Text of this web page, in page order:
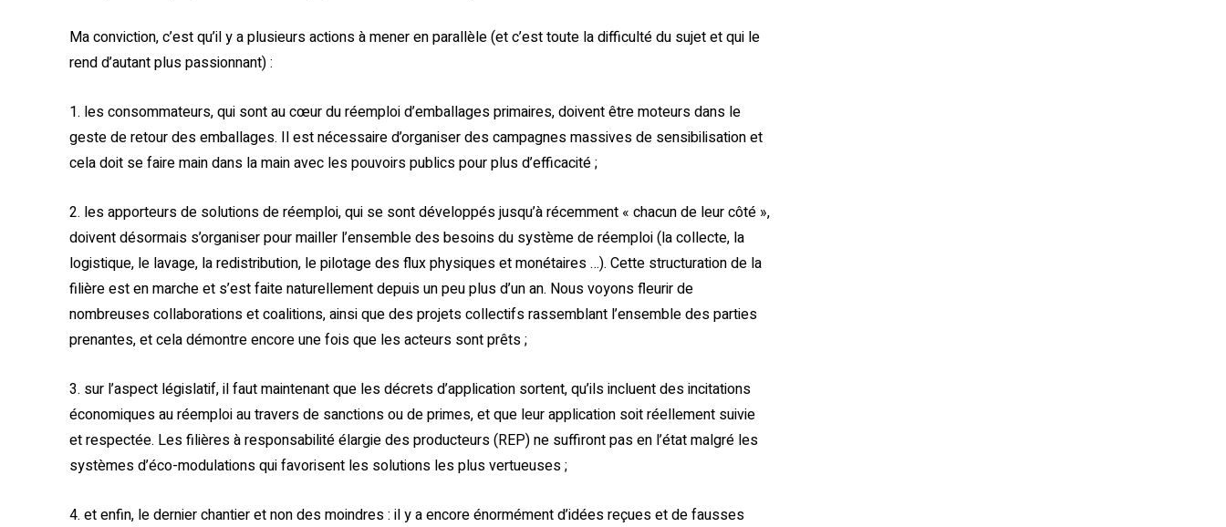
Ma conviction, c’est qu’il y a plusieurs actions à mener en parallèle (et c’est toute la difficulté du sujet et qui le
rend d’autant plus passionnant) :
1. les consommateurs, qui sont au cœur du réemploi d’emballages primaires, doivent être moteurs dans le
geste de retour des emballages. Il est nécessaire d’organiser des campagnes massives de sensibilisation et
cela doit se faire main dans la main avec les pouvoirs publics pour plus d’efficacité ;
2. les apporteurs de solutions de réemploi, qui se sont développés jusqu’à récemment « chacun de leur côté »,
doivent désormais s’organiser pour mailler l’ensemble des besoins du système de réemploi (la collecte, la
logistique, le lavage, la redistribution, le pilotage des flux physiques et monétaires …). Cette structuration de la
filière est en marche et s’est faite naturellement depuis un peu plus d’un an. Nous voyons fleurir de
nombreuses collaborations et coalitions, ainsi que des projets collectifs rassemblant l’ensemble des parties
prenantes, et cela démontre encore une fois que les acteurs sont prêts ;
3. sur l’aspect législatif, il faut maintenant que les décrets d’application sortent, qu’ils incluent des incitations
économiques au réemploi au travers de sanctions ou de primes, et que leur application soit réellement suivie
et respectée. Les filières à responsabilité élargie des producteurs (REP) ne suffiront pas en l’état malgré les
systèmes d’éco-modulations qui favorisent les solutions les plus vertueuses ;
4. et enfin, le dernier chantier et non des moindres : il y a encore énormément d’idées reçues et de fausses